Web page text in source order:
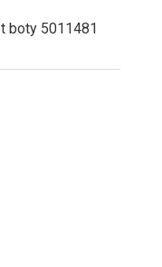
boty 5011481